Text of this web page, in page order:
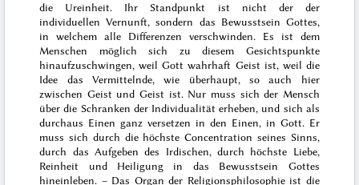
die Ureinheit. Ihr Standpunkt ist nicht der der
individuellen Vernunft, sondern das Bewusstsein Gottes,
in welchem alle Differenzen verschwinden. Es ist dem
Menschen möglich sich zu diesem Gesichtspunkte
hinaufzuschwingen, weil Gott wahrhaft Geist ist, weil die
Idee das Vermittelnde, wie überhaupt, so auch hier
zwischen Geist und Geist ist. Nur muss sich der Mensch
über die Schranken der Individualität erheben, und sich als
durchaus Einen ganz versetzen in den Einen, in Gott. Er
muss sich durch die höchste Concentration seines Sinns,
durch das Aufgeben des Irdischen, durch höchste Liebe,
Reinheit und Heiligung in das Bewusstsein Gottes
hineinleben. – Das Organ der Religionsphilosophie ist die